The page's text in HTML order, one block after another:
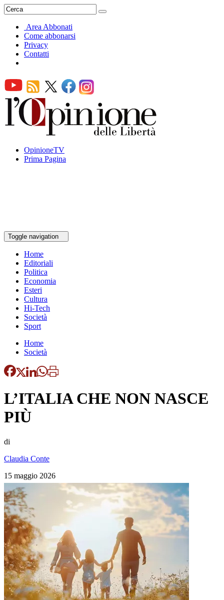
Area Abbonati
Come abbonarsi
Privacy
Contatti
OpinioneTV
Prima Pagina
Toggle navigation
Home
Editoriali
Politica
Economia
Esteri
Cultura
Hi-Tech
Società
Sport
Home
Società
L’ITALIA CHE NON NASCE
PIÙ
di
Claudia Conte
15 maggio 2026